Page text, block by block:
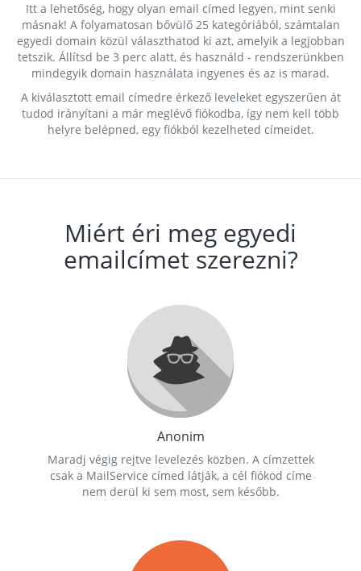
Itt a lehetőség, hogy olyan email címed legyen, mint senki
másnak! A folyamatosan bővülő 25 kategóriából, számtalan
egyedi domain közül választhatod ki azt, amelyik a legjobban
tetszik. Állítsd be 3 perc alatt, és használd - rendszerünkben
mindegyik domain használata ingyenes és az is marad.
A kiválasztott email címedre érkező leveleket egyszerűen át
tudod irányítani a már meglévő fiókodba, így nem kell több
helyre belépned, egy fiókból kezelheted címeidet.
Miért éri meg egyedi
emailcímet szerezni?
Anonim
Maradj végig rejtve levelezés közben. A címzettek
csak a MailService címed látják, a cél fiókod címe
nem derül ki sem most, sem később.